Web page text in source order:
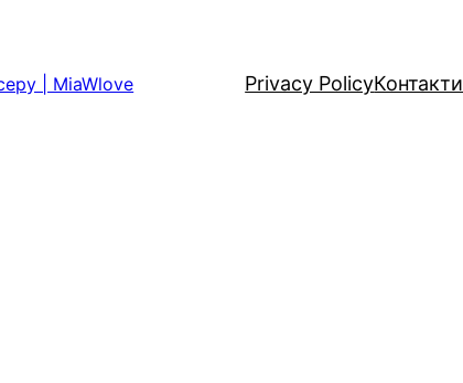
| MiaWlove Privacy PolicyКонтакти